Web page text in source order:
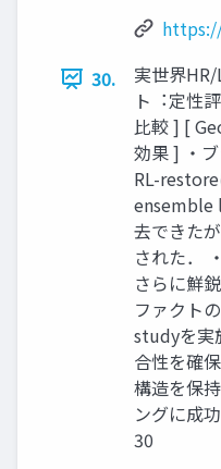
30.
実世界
ト︓定性
⽐較 ] [
効果 ] ・
RL-
ensemble
去できた
された．
さらに鮮
ファクト
studyを実
合性を確
構造を保
ングに成
30